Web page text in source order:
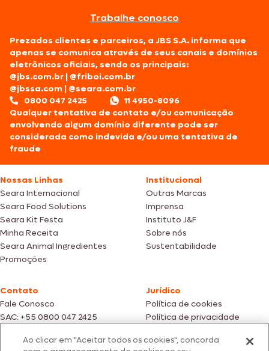
Trabalhe conosco
Prezados clientes e parceiros, a JBS S.A. informa que
apenas se comunica através de seus canais e domínios
eletrônicos oficiais, sendo os principais:
@jbs.com.br |@friboi.com.br
@jbssa.com |@seara.com.br
0800 047 2425
11 4950-8096
Qualquer tentativa de contato e/ou comunicação
envolvendo algum domínio diferente pode ser
considerada como indevida e/ou uma tentativa de
fraude
Nossas Linhas
Seara Internacional
Seara Food Solutions
Seara Kit Festa
Minha Receita
Seara Animal Ingredientes
Promoções
Institucional
Outras Marcas
Imprensa
Instituto J&F
Sobre nós
Sustentabilidade
Contato
Fale Conosco
SAC: +55 0800 047 2425
Jurídico
Política de cookies
Política de privacidade
Fotos meramente ilustrativas | Ofertas válidas enquanto durarem os
Ao clicar em "Aceitar todos os cookies", concorda